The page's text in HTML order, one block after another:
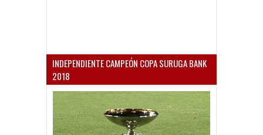
INDEPENDIENTE CAMPEÓN COPA SURUGA BANK
2018